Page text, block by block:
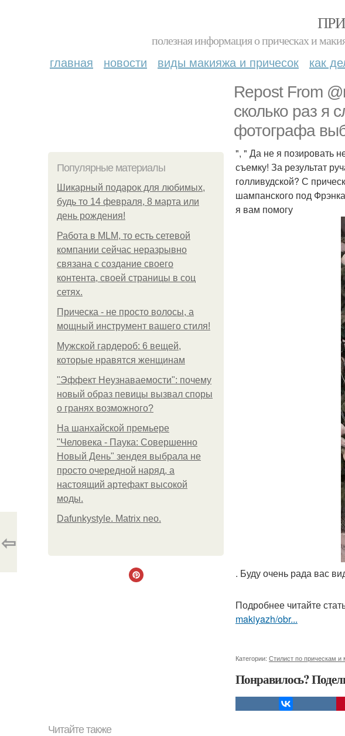
полезная информация о прическах и
главная новости виды макияжа и причесок как
Repost From
сколько раз я
фотографа
Популярные материалы
Шикарный подарок для любимых,
будь то 14 февраля, 8 марта или
день рождения!
Работа в MLM, то есть сетевой
компании сейчас неразрывно
связана с создание своего
контента, своей страницы в соц
сетях.
Прическа - не просто волосы, а
мощный инструмент вашего стиля!
Мужской гардероб: 6 вещей,
которые нравятся женщинам
"Эффект Неузнаваемости": почему
новый образ певицы вызвал споры
о гранях возможного?
На шанхайской премьере
"Человека - Паука: Совершенно
Новый День" зендея выбрала не
просто очередной наряд, а
настоящий артефакт высокой
моды.
Dafunkystyle. Matrix neo.
", " Да не я позировать
съемку! За результат
голливудской? С
шампанского под
я вам помогу
. Буду очень рада вас
Подробнее читайте
makiyazh/obr...
Категории: Стилист по прическам и
Понравилось?
⇦
Читайте также